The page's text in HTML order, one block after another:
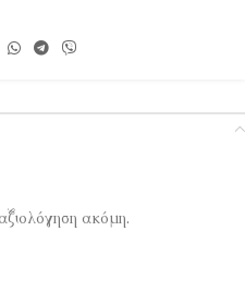
ακόμη.